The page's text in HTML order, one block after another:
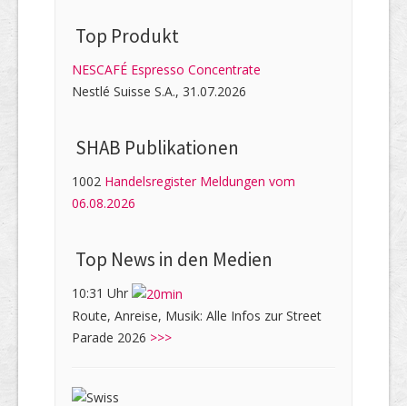
Top Produkt
NESCAFÉ Espresso Concentrate
Nestlé Suisse S.A., 31.07.2026
SHAB Publi­kati­onen
1002 Handelsregister Meldungen vom
06.08.2026
Top News in den Medien
10:31 Uhr
Route, Anreise, Musik: Alle Infos zur Street
Parade 2026 >>>